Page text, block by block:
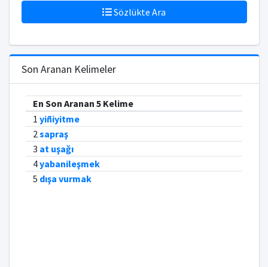
Sözlükte Ara
Son Aranan Kelimeler
En Son Aranan 5 Kelime
1 yiñiyitme
2sapraş
3 at uşağı
4yabanileşmek
5 dışa vurmak